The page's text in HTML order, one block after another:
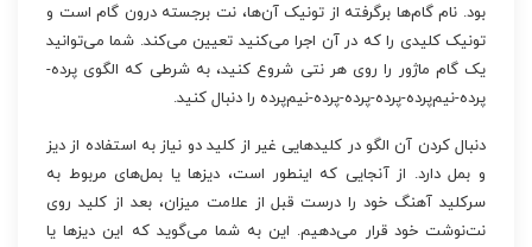
بود. نام گام‌ها برگرفته از تونیک آن‌ها، نت برجسته درون گام است و
تونیک کلیدی را که در آن اجرا می‌کنید تعیین می‌کند. شما می‌توانید
یک گام ماژور را روی هر نتی شروع کنید، به شرطی که الگوی پرده-
پرده-نیم‌پرده-پرده-پرده-پرده-نیم‌پرده را دنبال کنید.
دنبال کردن آن الگو در کلیدهایی غیر از کلید دو نیاز به استفاده از دیز
و بمل دارد. از آنجایی که اینطور است، دیزها یا بمل‌های مربوط به
سرکلید آهنگ خود را درست قبل از علامت میزان، بعد از کلید روی
نت‌نوشت خود قرار می‌دهیم. این به شما می‌گوید که این دیزها یا